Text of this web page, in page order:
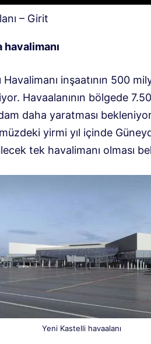
– Girit
Havalimanı inşaatının 500
Havaalanının bölgede
daha yaratması
yirmi yıl içinde
tek havalimanı olması
Yeni Kastelli havaalanı